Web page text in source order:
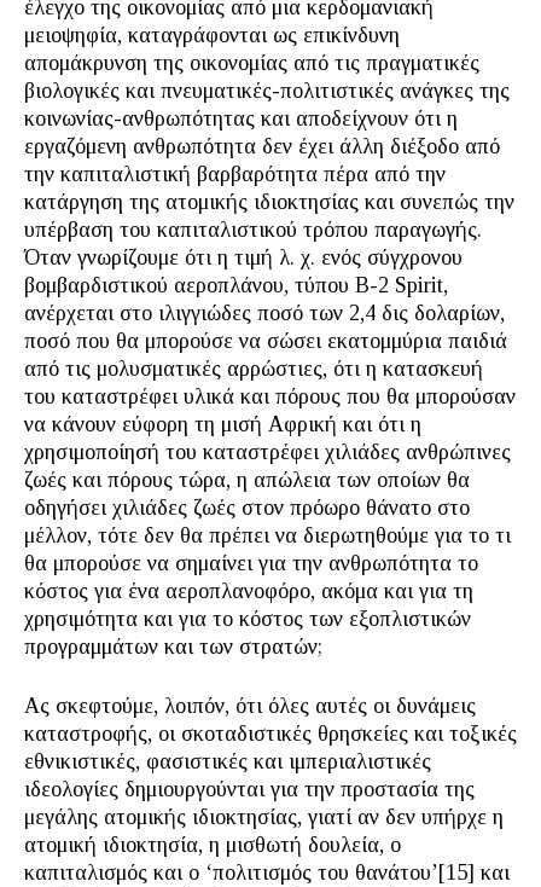
έλεγχο της οικονομίας από μια κερδομανιακή
μειοψηφία, καταγράφονται ως επικίνδυνη
απομάκρυνση της οικονομίας από τις πραγματικές
βιολογικές και πνευματικές-πολιτιστικές ανάγκες της
κοινωνίας-ανθρωπότητας και αποδείχνουν ότι η
εργαζόμενη ανθρωπότητα δεν έχει άλλη διέξοδο από
την καπιταλιστική βαρβαρότητα πέρα από την
κατάργηση της ατομικής ιδιοκτησίας και συνεπώς την
υπέρβαση του καπιταλιστικού τρόπου παραγωγής.
Όταν γνωρίζουμε ότι η τιμή λ. χ. ενός σύγχρονου
βομβαρδιστικού αεροπλάνου, τύπου B-2 Spirit,
ανέρχεται στο ιλιγγιώδες ποσό των 2,4 δις δολαρίων,
ποσό που θα μπορούσε να σώσει εκατομμύρια παιδιά
από τις μολυσματικές αρρώστιες, ότι η κατασκευή
του καταστρέφει υλικά και πόρους που θα μπορούσαν
να κάνουν εύφορη τη μισή Αφρική και ότι η
χρησιμοποίησή του καταστρέφει χιλιάδες ανθρώπινες
ζωές και πόρους τώρα, η απώλεια των οποίων θα
οδηγήσει χιλιάδες ζωές στον πρόωρο θάνατο στο
μέλλον, τότε δεν θα πρέπει να διερωτηθούμε για το τι
θα μπορούσε να σημαίνει για την ανθρωπότητα το
κόστος για ένα αεροπλανοφόρο, ακόμα και για τη
χρησιμότητα και για το κόστος των εξοπλιστικών
προγραμμάτων και των στρατών;
Ας σκεφτούμε, λοιπόν, ότι όλες αυτές οι δυνάμεις
καταστροφής, οι σκοταδιστικές θρησκείες και τοξικές
εθνικιστικές, φασιστικές και ιμπεριαλιστικές
ιδεολογίες δημιουργούνται για την προστασία της
μεγάλης ατομικής ιδιοκτησίας, γιατί αν δεν υπήρχε η
ατομική ιδιοκτησία, η μισθωτή δουλεία, ο
καπιταλισμός και ο ‘πολιτισμός του θανάτου’[15] και